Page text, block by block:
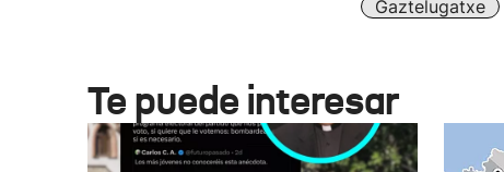
Gaztelugatxe
Te puede interesar